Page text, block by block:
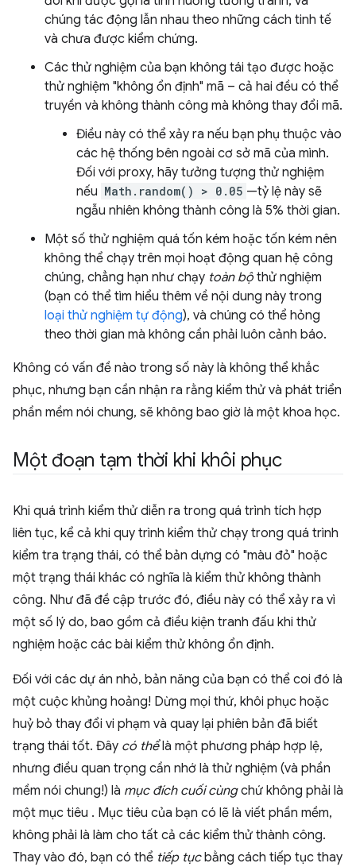
chúng tác động lẫn nhau theo những cách tinh tế
và chưa được kiểm chứng.
Các thử nghiệm của bạn không tái tạo được hoặc
thử nghiệm "không ổn định" mã – cả hai đều có thể
truyền và không thành công mà không thay đổi mã.
Điều này có thể xảy ra nếu bạn phụ thuộc vào
các hệ thống bên ngoài cơ sở mã của mình.
Đối với proxy, hãy tưởng tượng thử nghiệm
nếu Math.random() > 0.05 —tỷ lệ này sẽ
ngẫu nhiên không thành công là 5% thời gian.
Một số thử nghiệm quá tốn kém hoặc tốn kém nên
không thể chạy trên mọi hoạt động quan hệ công
chúng, chẳng hạn như chạy toàn bộ thử nghiệm
(bạn có thể tìm hiểu thêm về nội dung này trong
loại thử nghiệm tự động), và chúng có thể hỏng
theo thời gian mà không cần phải luôn cảnh báo.
Không có vấn đề nào trong số này là không thể khắc
phục, nhưng bạn cần nhận ra rằng kiểm thử và phát triển
phần mềm nói chung, sẽ không bao giờ là một khoa học.
Một đoạn tạm thời khi khôi phục
Khi quá trình kiểm thử diễn ra trong quá trình tích hợp
liên tục, kể cả khi quy trình kiểm thử chạy trong quá trình
kiểm tra trạng thái, có thể bản dựng có "màu đỏ" hoặc
một trạng thái khác có nghĩa là kiểm thử không thành
công. Như đã đề cập trước đó, điều này có thể xảy ra vì
một số lý do, bao gồm cả điều kiện tranh đấu khi thử
nghiệm hoặc các bài kiểm thử không ổn định.
Đối với các dự án nhỏ, bản năng của bạn có thể coi đó là
một cuộc khủng hoảng! Dừng mọi thứ, khôi phục hoặc
huỷ bỏ thay đổi vi phạm và quay lại phiên bản đã biết
trạng thái tốt. Đây có thểlà một phương pháp hợp lệ,
nhưng điều quan trọng cần nhớ là thử nghiệm (và phần
mềm nói chung!) là mục đích cuối cùngchứ không phải là
một mục tiêu . Mục tiêu của bạn có lẽ là viết phần mềm,
không phải là làm cho tất cả các kiểm thử thành công.
Thay vào đó, bạn có thể tiếp tụcbằng cách tiếp tục thay